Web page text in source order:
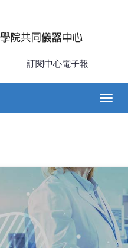
訂閱中心電子報